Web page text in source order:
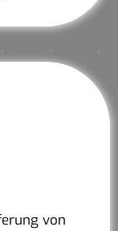
von